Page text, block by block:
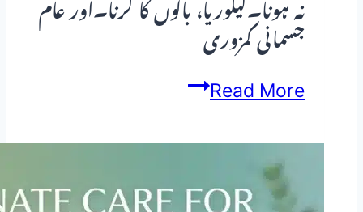
نہ ہونا۔لیکوریا، بالوں کا گرنا۔اور عام
جسمانی کمزوری
Read More
Women’s